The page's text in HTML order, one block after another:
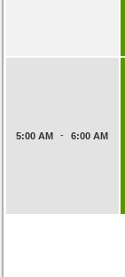
5:00 AM - 6:00 AM